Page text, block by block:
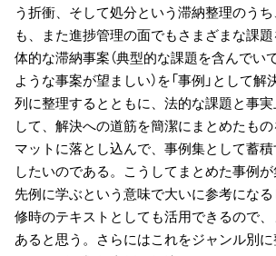
う折衝、そして処分という滞納整理のう
も、また進捗管理の面でもさまざまな課
体的な滞納事案（典型的な課題を含んでい
ような事案が望ましい）を「事例」として
列に整理するとともに、法的な課題と事
して、解決への道筋を簡潔にまとめたも
マットに落とし込んで、事例集として蓄
したいのである。こうしてまとめた事例が
先例に学ぶという意味で大いに参考にな
修時のテキストとしても活用できるので
あると思う。さらにはこれをジャンル別